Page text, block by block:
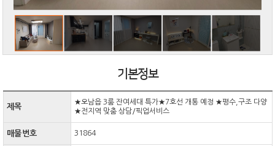
기본정보
제목
★오남읍 3룸 잔여세대 특가★7호선 개통 예정 ★평수,구조 다양
★전지역 맞춤 상담/픽업서비스
매물번호 31864